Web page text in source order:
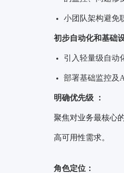
小团队架构避免
初步自动化和基础
引入轻量级自动
部署基础监控及
明确优先级 ：
聚焦对业务最核心
高可用性需求。
角色定位：